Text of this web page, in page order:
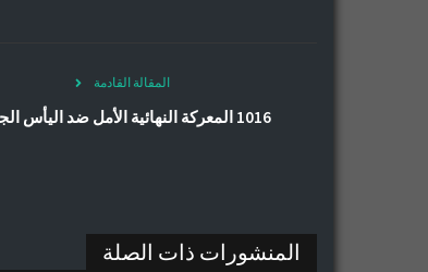
المقالة القادمة
1016 المعركة النهائية الأمل ضد اليأس الجزء 1
المنشورات ذات الصلة